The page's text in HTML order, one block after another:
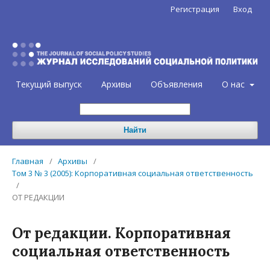
Текущий выпуск Архивы Объявления О нас
Найти
Регистрация Вход
Главная / Архивы
/
Том 3 № 3 (2005): Корпоративная социальная ответственность
/
ОТ РЕДАКЦИИ
От редакции. Корпоративная
социальная ответственность